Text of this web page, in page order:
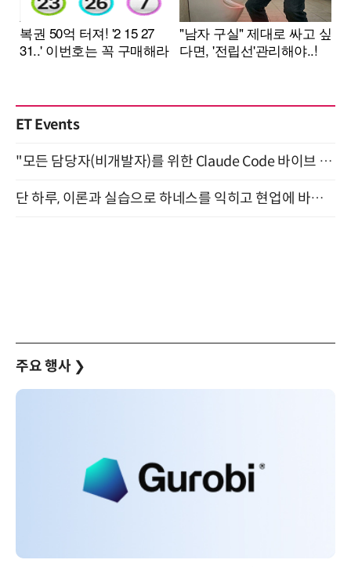
ET Events
"모든 담당자(비개발자)를 위한 Claude Code 바이브 코딩 2-day 부트캠프" 9월 16~17일 개최
단 하루, 이론과 실습으로 하네스를 익히고 현업에 바로 쓰는 핸즈온 워크숍 (8/20)
주요 행사 ❯